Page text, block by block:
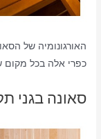
האורגונומיה של
כפרי אלה בכל מקום
סאונה בגני